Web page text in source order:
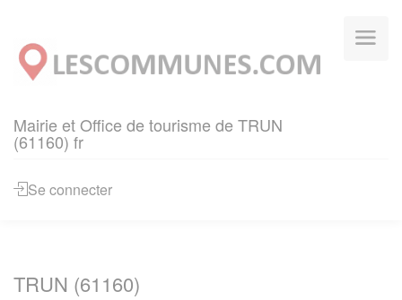
Mairie et Office de tourisme de TRUN
(61160) fr
Se connecter
TRUN (61160)